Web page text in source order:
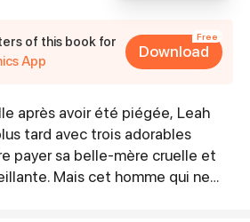
of this book for
App
Free
Download
après avoir été piégée, Leah
tard avec trois adorables
payer sa belle-mère cruelle et
Mais cet homme qui ne